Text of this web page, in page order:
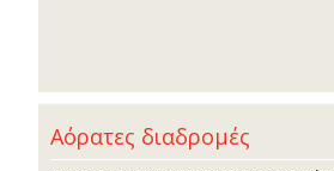
Αόρατες διαδρομές